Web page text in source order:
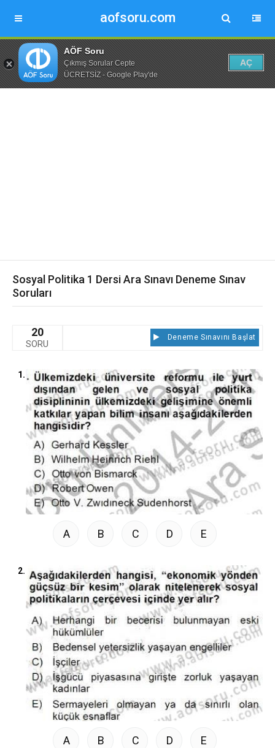
aofsoru.com
AÖF Soru
Çıkmış Sorular Cepte
ÜCRETSİZ - Google Play'de
AÇ
Sosyal Politika 1 Dersi Ara Sınavı Deneme Sınav
Soruları
20
SORU
Deneme Sınavını Başlat
1.
A B C D E
2.
A B C D E